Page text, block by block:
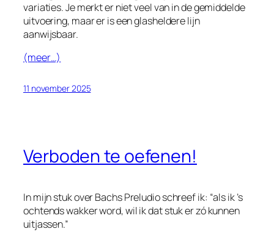
variaties. Je merkt er niet veel van in de gemiddelde
uitvoering, maar er is een glasheldere lijn
aanwijsbaar.
(meer…)
11 november 2025
Verboden te oefenen!
In mijn stuk over BachsPreludioschreef ik: “als ik ’s
ochtends wakker word, wil ik dat stuk er zó kunnen
uitjassen.”